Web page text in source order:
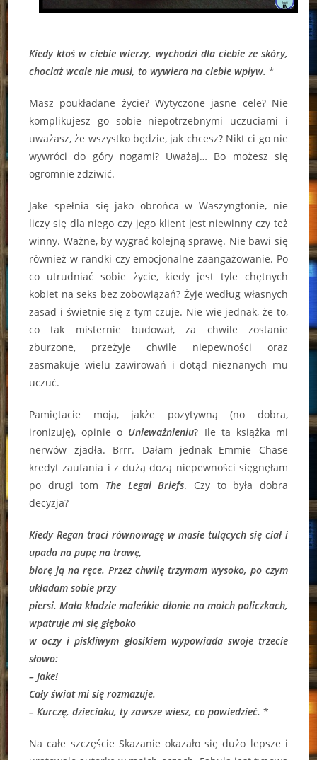
Kiedy ktoś w ciebie wierzy, wychodzi dla ciebie ze skóry,
chociaż wcale nie musi, to wywiera na ciebie wpływ. *
Masz poukładane życie? Wytyczone jasne cele? Nie
komplikujesz go sobie niepotrzebnymi uczuciami i
uważasz, że wszystko będzie, jak chcesz? Nikt ci go nie
wywróci do góry nogami? Uważaj… Bo możesz się
ogromnie zdziwić.
Jake spełnia się jako obrońca w Waszyngtonie, nie
liczy się dla niego czy jego klient jest niewinny czy też
winny. Ważne, by wygrać kolejną sprawę. Nie bawi się
również w randki czy emocjonalne zaangażowanie. Po
co utrudniać sobie życie, kiedy jest tyle chętnych
kobiet na seks bez zobowiązań? Żyje według własnych
zasad i świetnie się z tym czuje. Nie wie jednak, że to,
co tak misternie budował, za chwile zostanie
zburzone, przeżyje chwile niepewności oraz
zasmakuje wielu zawirowań i dotąd nieznanych mu
uczuć.
Pamiętacie moją, jakże pozytywną (no dobra,
ironizuję), opinie o Unieważnieniu? Ile ta książka mi
nerwów zjadła. Brrr. Dałam jednak Emmie Chase
kredyt zaufania i z dużą dozą niepewności sięgnęłam
po drugi tom The Legal Briefs. Czy to była dobra
decyzja?
Kiedy Regan traci równowagę w masie tulących się ciał i
upada na pupę na trawę,
biorę ją na ręce. Przez chwilę trzymam wysoko, po czym
układam sobie przy
piersi. Mała kładzie maleńkie dłonie na moich policzkach,
wpatruje mi się głęboko
w oczy i piskliwym głosikiem wypowiada swoje trzecie
słowo:
– Jake!
Cały świat mi się rozmazuje.
– Kurczę, dzieciaku, ty zawsze wiesz, co powiedzieć.*
Na całe szczęście Skazanie okazało się dużo lepsze i